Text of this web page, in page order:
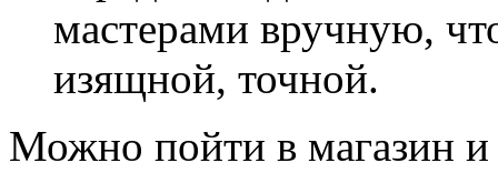
мастерами вручную,
изящной, точной.
Можно пойти в магазин